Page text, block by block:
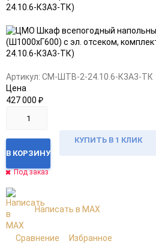
в
избранное
к
сравнению
Артикул: CM-ШТВ-2-24.10.6-К3А3-ТК
Цена
427 000 ₽
В КОРЗИНУ
КУПИТЬ В 1 КЛИК
Под заказ
Написать в MAX
Сравнение
Избранное